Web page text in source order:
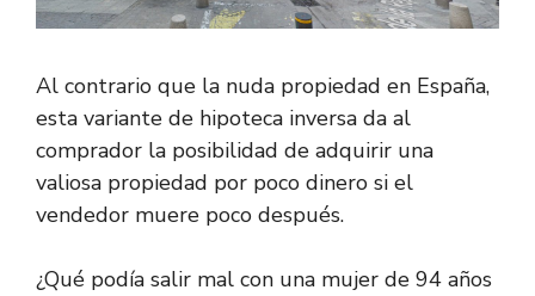
Al contrario que la nuda propiedad en España,
esta variante de hipoteca inversa da al
comprador la posibilidad de adquirir una
valiosa propiedad por poco dinero si el
vendedor muere poco después.
¿Qué podía salir mal con una mujer de 94 años